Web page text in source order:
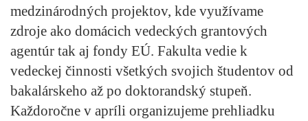
medzinárodných projektov, kde využívame
zdroje ako domácich vedeckých grantových
agentúr tak aj fondy EÚ. Fakulta vedie k
vedeckej činnosti všetkých svojich študentov od
bakalárskeho až po doktorandský stupeň.
Každoročne v apríli organizujeme prehliadku